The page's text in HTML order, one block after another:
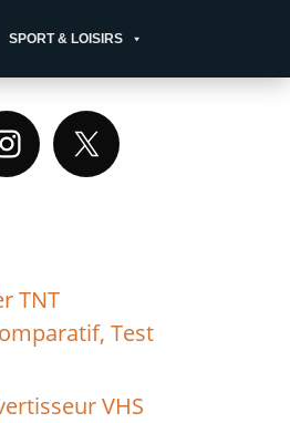
SPORT & LOISIRS
TNT
Test
VHS